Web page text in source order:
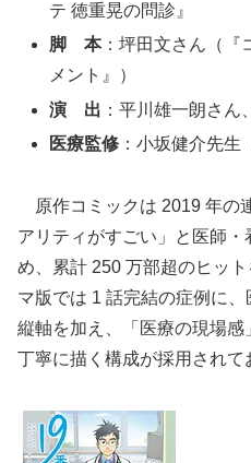
テ 徳重晃の問診』
脚 本：坪田文さん（『
メント』）
演 出 ：平川雄一朗さ
医療監修 ：小坂健介先生
原作コミックは 2019 年の
アリティがすごい」と医師
め、累計 250 万部超のヒッ
マ版では 1 話完結の症例に、
縦軸を加え、「医療の現場
丁寧に描く構成が採用されて